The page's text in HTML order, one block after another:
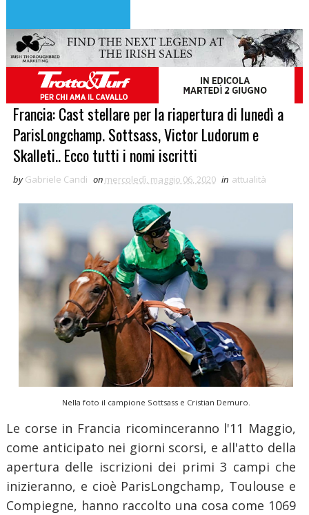
Francia: Cast stellare per la riapertura di lunedì a
ParisLongchamp. Sottsass, Victor Ludorum e
Skalleti.. Ecco tutti i nomi iscritti
by Gabriele Candi on mercoledì, maggio 06, 2020 in attualità
Nella foto il campione Sottsass e Cristian Demuro.
Le corse in Francia ricominceranno l'11 Maggio,
come anticipato nei giorni scorsi, e all'atto della
apertura delle iscrizioni dei primi 3 campi che
inizieranno, e cioè ParisLongchamp, Toulouse e
Compiegne, hanno raccolto una cosa come 1069